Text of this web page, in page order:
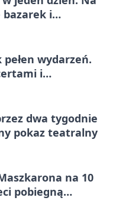
bazarek i
wydarzeń.
i
dwa tygodnie
pokaz teatralny
na 10
pobiegną